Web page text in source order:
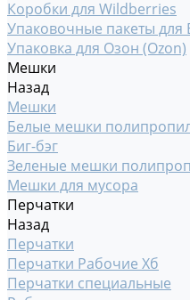
Коробки для Wildberries
Упаковочные пакеты для
Упаковка для Озон (Ozon)
Мешки
Назад
Мешки
Белые мешки
Биг-бэг
Зеленые мешки
Мешки для мусора
Перчатки
Назад
Перчатки
Перчатки Рабочие Хб
Перчатки специальные